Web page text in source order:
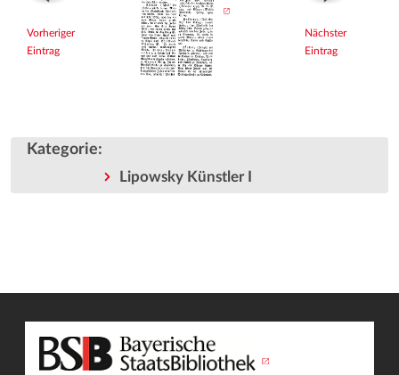
Vorheriger
Eintrag
Nächster
Eintrag
Kategorie:
Lipowsky Künstler I